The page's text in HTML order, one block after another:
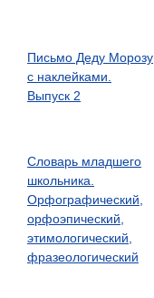
Письмо Деду Морозу
с наклейками.
Выпуск 2
Словарь младшего
школьника.
Орфографический,
орфоэпический,
этимологический,
фразеологический